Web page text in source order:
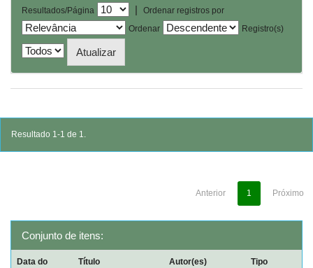
Resultados/Página |
Ordenar registros por
Ordenar
Registro(s)
Resultado 1-1 de 1.
Anterior 1 Próximo
Conjunto de itens:
Data do
Título Autor(es) Tipo